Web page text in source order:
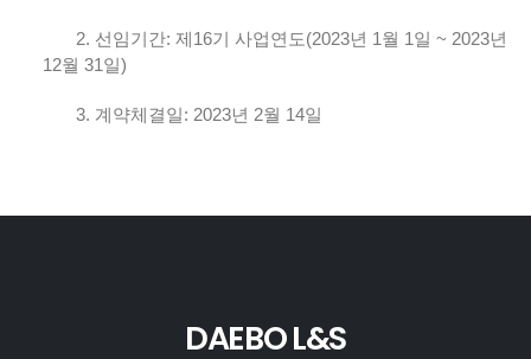
2. 선임기간: 제16기 사업연도(2023년 1월 1일 ~ 2023년
12월 31일)
3. 계약체결일: 2023년 2월 14일
DAEBO L&S